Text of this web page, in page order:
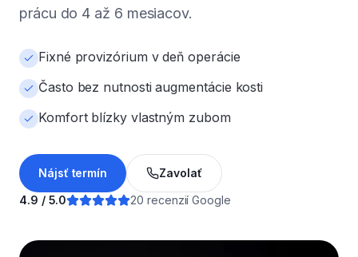
prácu do 4 až 6 mesiacov.
Fixné provizórium v deň operácie
Často bez nutnosti augmentácie kosti
Komfort blízky vlastným zubom
Nájsť termín
Zavolať
4.9 / 5.0
20 recenzií Google